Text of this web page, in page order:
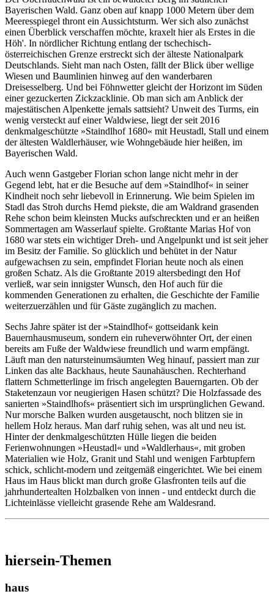
Bayerischen Wald. Ganz oben auf knapp 1000 Metern über dem
Meeresspiegel thront ein Aussichtsturm. Wer sich also zunächst
einen Überblick verschaffen möchte, kraxelt hier als Erstes in die
Höh'. In nördlicher Richtung entlang der tschechisch-
österreichischen Grenze erstreckt sich der älteste Nationalpark
Deutschlands. Sieht man nach Osten, fällt der Blick über wellige
Wiesen und Baumlinien hinweg auf den wanderbaren
Dreisesselberg. Und bei Föhnwetter gleicht der Horizont im Süden
einer gezuckerten Zickzacklinie. Ob man sich am Anblick der
majestätischen Alpenkette jemals sattsieht? Unweit des Turms, ein
wenig versteckt auf einer Waldwiese, liegt der seit 2016
denkmalgeschützte »Staindlhof 1680« mit Heustadl, Stall und einem
der ältesten Waldlerhäuser, wie Wohngebäude hier heißen, im
Bayerischen Wald.
Auch wenn Gastgeber Florian schon lange nicht mehr in der
Gegend lebt, hat er die Besuche auf dem »Staindlhof« in seiner
Kindheit noch sehr liebevoll in Erinnerung. Wie beim Spielen im
Stadl das Stroh durchs Hemd piekste, die am Waldrand grasenden
Rehe schon beim kleinsten Mucks aufschreckten und er an heißen
Sommertagen am Wasserlauf spielte. Großtante Marias Hof von
1680 war stets ein wichtiger Dreh- und Angelpunkt und ist seit jeher
im Besitz der Familie. So glücklich und behütet in der Natur
aufgewachsen zu sein, empfindet Florian heute noch als einen
großen Schatz. Als die Großtante 2019 altersbedingt den Hof
verließ, war sein innigster Wunsch, den Hof auch für die
kommenden Generationen zu erhalten, die Geschichte der Familie
weiterzuerzählen und für Gäste zugänglich zu machen.
Sechs Jahre später ist der »Staindlhof« gottseidank kein
Bauernhausmuseum, sondern ein ruheverwöhnter Ort, der einen
bereits am Fuße der Waldwiese freundlich und warm empfängt.
Läuft man den natursteinumsäumten Weg hinauf, passiert man zur
Linken das alte Backhaus, heute Saunahäuschen. Rechterhand
flattern Schmetterlinge im frisch angelegten Bauerngarten. Ob der
Staketenzaun vor neugierigen Hasen schützt? Die Holzfassade des
sanierten »Staindlhofs« präsentiert sich im ursprünglichen Gewand.
Nur morsche Balken wurden ausgetauscht, noch blitzen sie in
hellem Holz heraus. Man darf ruhig sehen, was alt und neu ist.
Hinter der denkmalgeschützten Hülle liegen die beiden
Ferienwohnungen »Heustadl« und »Waldlerhaus«, mit groben
Materialien wie Holz, Granit und Stahl und wenigen Farbtupfern
schick, schlicht-modern und zeitgemäß eingerichtet. Wie bei einem
Haus im Haus blickt man durch große Glasfronten teils auf die
jahrhundertealten Holzbalken von innen - und entdeckt durch die
Lichteinlässe vielleicht grasende Rehe am Waldesrand.
hiersein-Themen
haus